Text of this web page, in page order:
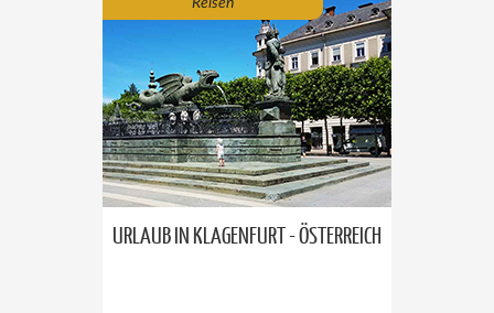
Reisen
URLAUB IN KLAGENFURT - ÖSTERREICH